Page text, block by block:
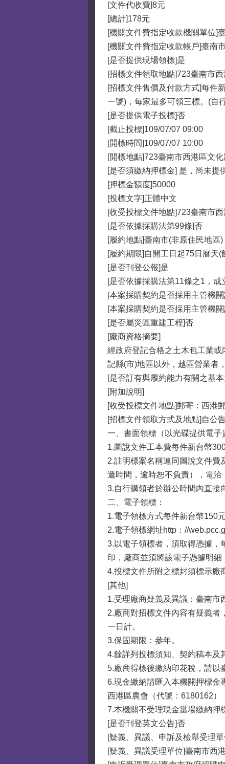
[文件代收費]8元
[總計]178元
[機關文件費指定收款機關單位]
[機關文件費指定收款帳戶]臺南
[是否提供現場領標]是
[招標文件領取地點]723臺南市
[招標文件售價及付款方式]每件
一號)，每家最多可領三標。(自
[是否提供電子投標]否
[截止投標]109/07/07 09:00
[開標時間]109/07/07 10:00
[開標地點]723臺南市西港區文
[是否須繳納押標金] 是，尚未提
[押標金額度]50000
[投標文字]正體中文
[收受投標文件地點]723臺南市
[是否依據採購法第99條]否
[履約地點]臺南市(非原住民地區)
[履約期限]自開工日起75日曆天(
[是否刊登公報]是
[是否依據採購法第11條之1，
[本案採購契約是否採用主管機
[本案採購契約是否採用主管機
[是否屬災區重建工程]否
[廠商資格摘要]
經政府登記合格之土木包工業
記縣(市)地區以外，越區營業者
[是否訂有與履約能力有關之基
[附加說明]
[收受投標文件地點]郵寄：西港
[招標文件領取方式及地點]自公
一、書面領標（以光碟提供電子
1.圖說文件工本費每件新台幣300
2.註明標案名稱連同圖說文件費
遞時間，逾時恕不負責），電洽
3.自行購領者於辦公時間內直接
二、電子領標：
1.電子領標方式每件新台幣150
2.電子領標網址http：//
3.以電子領標者，須取得憑據，
印，廠商並須將該電子憑據明細
4.投標文件所附之標封須標示廠
[其他]
1.受理廠商疑義及異議：臺南市
2.廠商對招標文件內容有疑義者
一日計。
3.保固期限：參年。
4.餘詳列投標須知、契約稿本及
5.廠商得標後繳納印花稅，請以
6.現金繳納請匯入本機關押標金
西港區農會（代號：6180162）
7.本機關不受理現金當場繳納押
[是否刊登英文公告]否
[疑義、異議、申訴及檢舉受理單
[疑義、異議受理單位]臺南市西